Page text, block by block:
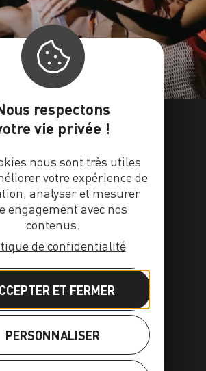
respectons
vie privée !
nous sont très utiles
votre expérience de
analyser et mesurer
engagement avec nos
contenus.
de confidentialité
ET FERMER
PERSONNALISER